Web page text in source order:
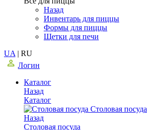
Назад
Инвентарь для пиццы
Формы для пиццы
Щетки для печи
UA | RU
Логин
Каталог
Назад
Каталог
Столовая посуда
Назад
Столовая посуда